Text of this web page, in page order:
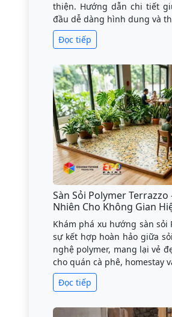
thiện. Hướng dẫn chi tiết
đầu dễ dàng hình dung và
Đọc tiếp
Sàn Sỏi Polymer
Nhiên Cho Không Gian
Khám phá xu hướng sàn sỏi
sự kết hợp hoàn hảo giữa
nghệ polymer, mang lại vẻ
cho quán cà phê, homestay
Đọc tiếp